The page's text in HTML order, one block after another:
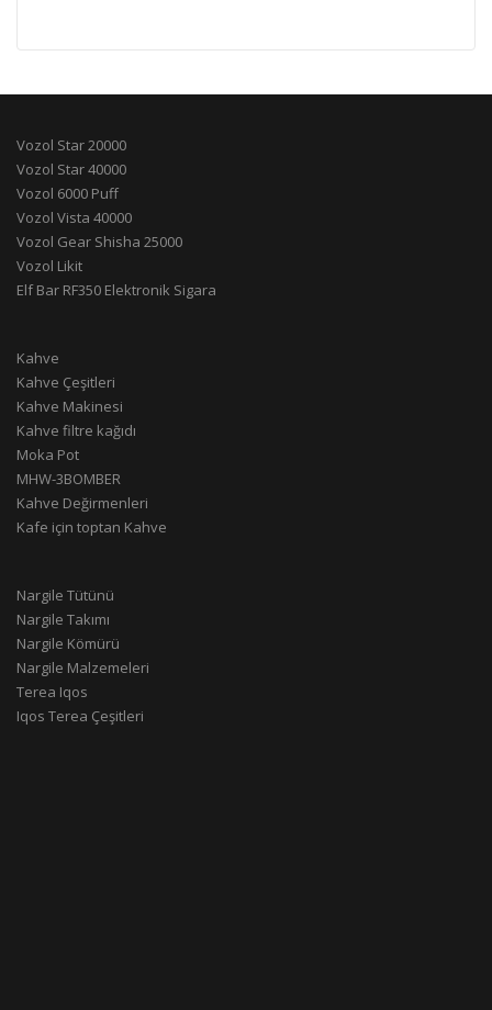
Vozol Star 20000
Vozol Star 40000
Vozol 6000 Puff
Vozol Vista 40000
Vozol Gear Shisha 25000
Vozol Likit
Elf Bar RF350 Elektronik Sigara
Kahve
Kahve Çeşitleri
Kahve Makinesi
Kahve filtre kağıdı
Moka Pot
MHW-3BOMBER
Kahve Değirmenleri
Kafe için toptan Kahve
Nargile Tütünü
Nargile Takımı
Nargile Kömürü
Nargile Malzemeleri
Terea Iqos
Iqos Terea Çeşitleri